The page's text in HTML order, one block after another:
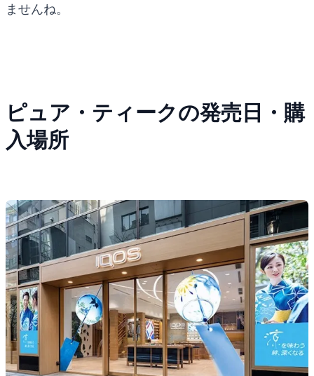
ませんね。
ピュア・ティークの発売日・購
入場所